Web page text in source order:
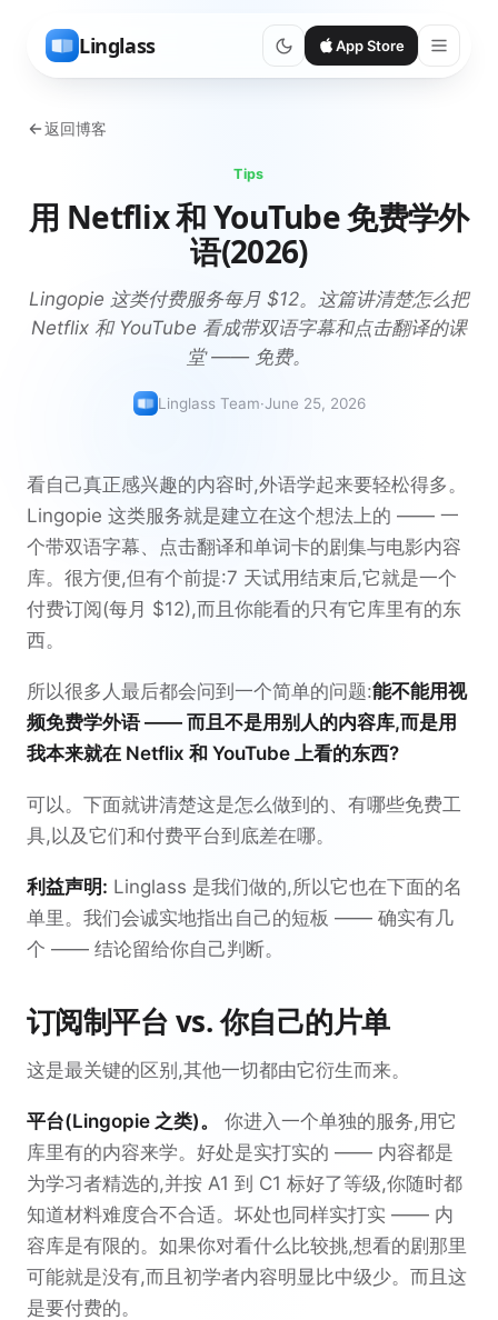
Linglass App Store
返回博客
Tips
用 Netflix 和 YouTube 免费学外
语(2026)
Lingopie 这类付费服务每月 $12。这篇讲清楚怎么把
Netflix 和 YouTube 看成带双语字幕和点击翻译的课
堂 —— 免费。
Linglass Team·June 25, 2026
看自己真正感兴趣的内容时,外语学起来要轻松得多。
Lingopie 这类服务就是建立在这个想法上的 —— 一
个带双语字幕、点击翻译和单词卡的剧集与电影内容
库。很方便,但有个前提:7 天试用结束后,它就是一个
付费订阅(每月 $12),而且你能看的只有它库里有的东
西。
所以很多人最后都会问到一个简单的问题:能不能用视
频免费学外语 —— 而且不是用别人的内容库,而是用
我本来就在 Netflix 和 YouTube 上看的东西?
可以。下面就讲清楚这是怎么做到的、有哪些免费工
具,以及它们和付费平台到底差在哪。
利益声明: Linglass 是我们做的,所以它也在下面的名
单里。我们会诚实地指出自己的短板 —— 确实有几
个 —— 结论留给你自己判断。
订阅制平台 vs. 你自己的片单
这是最关键的区别,其他一切都由它衍生而来。
平台(Lingopie 之类)。
你进入一个单独的服务,用它
库里有的内容来学。好处是实打实的 —— 内容都是
为学习者精选的,并按 A1 到 C1 标好了等级,你随时都
知道材料难度合不合适。坏处也同样实打实 —— 内
容库是有限的。如果你对看什么比较挑,想看的剧那里
可能就是没有,而且初学者内容明显比中级少。而且这
是要付费的。